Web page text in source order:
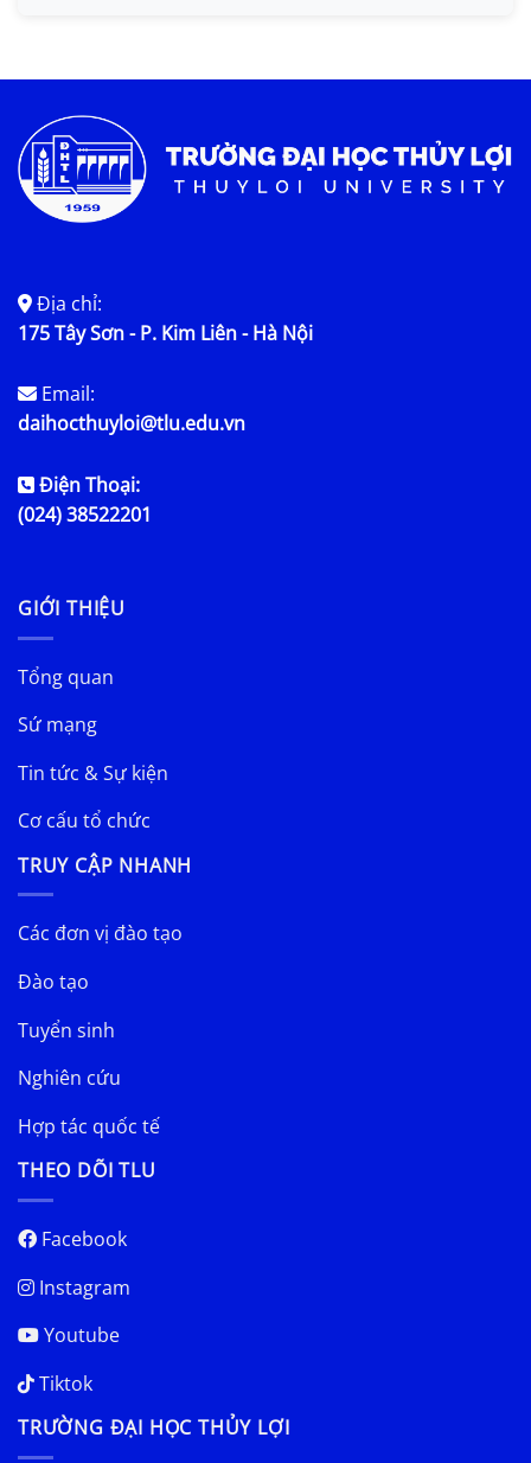
Địa chỉ:
175 Tây Sơn - P. Kim Liên - Hà Nội
Email:
daihocthuyloi@tlu.edu.vn
Điện Thoại:
(024) 38522201
GIỚI THIỆU
Tổng quan
Sứ mạng
Tin tức & Sự kiện
Cơ cấu tổ chức
TRUY CẬP NHANH
Các đơn vị đào tạo
Đào tạo
Tuyển sinh
Nghiên cứu
Hợp tác quốc tế
THEO DÕI TLU
Facebook
Instagram
Youtube
Tiktok
TRƯỜNG ĐẠI HỌC THỦY LỢI